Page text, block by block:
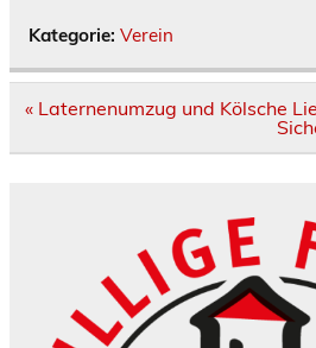
Kategorie: Verein
Beitragsnavigation
« Laternenumzug und Kölsche